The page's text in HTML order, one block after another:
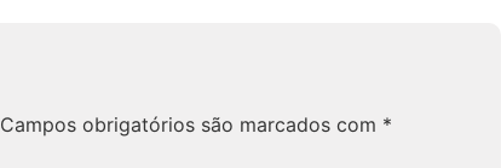
Campos obrigatórios são marcados com *